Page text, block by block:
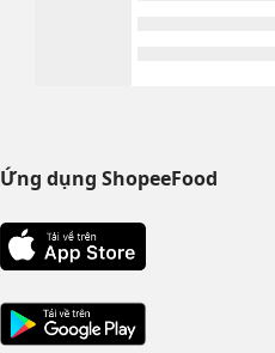
Ứng dụng ShopeeFood